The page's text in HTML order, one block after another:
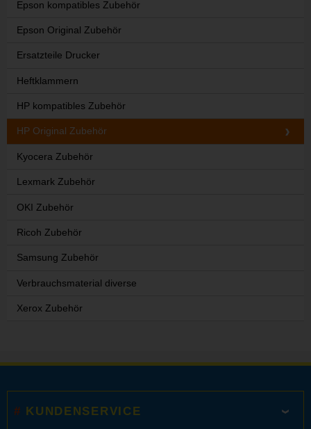
Epson kompatibles Zubehör
Epson Original Zubehör
Ersatzteile Drucker
Heftklammern
HP kompatibles Zubehör
HP Original Zubehör
Kyocera Zubehör
Lexmark Zubehör
OKI Zubehör
Ricoh Zubehör
Samsung Zubehör
Verbrauchsmaterial diverse
Xerox Zubehör
KUNDENSERVICE